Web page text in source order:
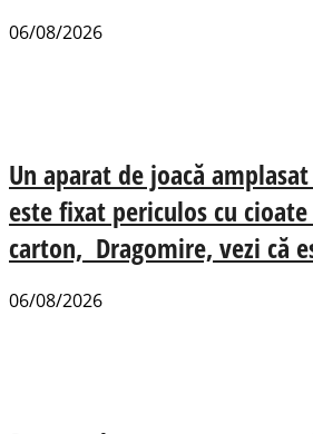
06/08/2026
Un aparat de joacă
este fixat periculos cu
carton, Dragomire, vezi că
06/08/2026